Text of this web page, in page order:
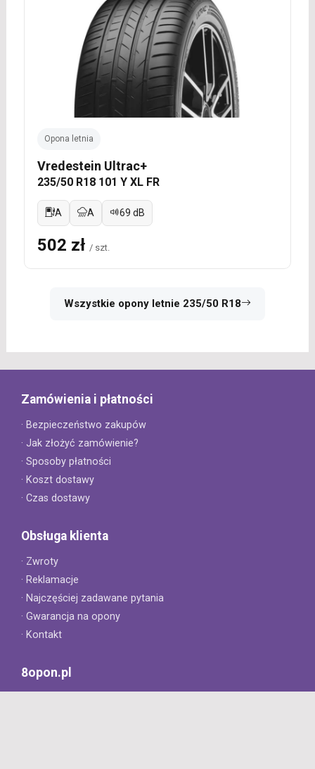
Opona letnia
Vredestein Ultrac+
235/50 R18 101 Y XL FR
A A 69 dB
502 zł / szt.
Wszystkie opony letnie 235/50 R18
Zamówienia i płatności
· Bezpieczeństwo zakupów
· Jak złożyć zamówienie?
· Sposoby płatności
· Koszt dostawy
· Czas dostawy
Obsługa klienta
· Zwroty
· Reklamacje
· Najczęściej zadawane pytania
· Gwarancja na opony
· Kontakt
8opon.pl